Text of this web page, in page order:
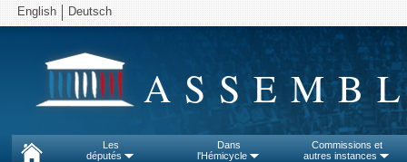
English Deutsch
Les
députés
Dans
l'Hémicycle
Commissions et
autres instances